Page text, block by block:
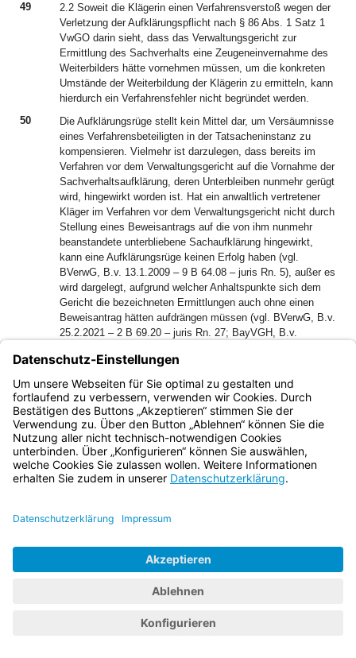
49
2.2 Soweit die Klägerin einen Verfahrensverstoß wegen der
Verletzung der Aufklärungspflicht nach § 86 Abs. 1 Satz 1
VwGO darin sieht, dass das Verwaltungsgericht zur
Ermittlung des Sachverhalts eine Zeugeneinvernahme des
Weiterbilders hätte vornehmen müssen, um die konkreten
Umstände der Weiterbildung der Klägerin zu ermitteln, kann
hierdurch ein Verfahrensfehler nicht begründet werden.
50
Die Aufklärungsrüge stellt kein Mittel dar, um Versäumnisse
eines Verfahrensbeteiligten in der Tatsacheninstanz zu
kompensieren. Vielmehr ist darzulegen, dass bereits im
Verfahren vor dem Verwaltungsgericht auf die Vornahme der
Sachverhaltsaufklärung, deren Unterbleiben nunmehr gerügt
wird, hingewirkt worden ist. Hat ein anwaltlich vertretener
Kläger im Verfahren vor dem Verwaltungsgericht nicht durch
Stellung eines Beweisantrags auf die von ihm nunmehr
beanstandete unterbliebene Sachaufklärung hingewirkt,
kann eine Aufklärungsrüge keinen Erfolg haben (vgl.
BVerwG, B.v. 13.1.2009 – 9 B 64.08 – juris Rn. 5), außer es
wird dargelegt, aufgrund welcher Anhaltspunkte sich dem
Gericht die bezeichneten Ermittlungen auch ohne einen
Beweisantrag hätten aufdrängen müssen (vgl. BVerwG, B.v.
25.2.2021 – 2 B 69.20 – juris Rn. 27; BayVGH, B.v.
Vorliegend fehlt es bereits an einem Beweisantrag gem.
§ 86 Abs. 2 VwGO, der auf weitere Aufklärung von konkret
benannten Tatsachen gerichtet war. Es wurde auch nicht
näher dargelegt, weshalb sich eine weitere Sachaufklärung
hätte aufdrängen müssen, weshalb das Verwaltungsgericht
deshalb von Amts wegen weitere Aufklärungsbemühungen
hätte unternehmen müssen und welche tatsächlichen
Feststellungen bei Vornahme der entsprechenden
52
3. Die Kostenentscheidung folgt aus § 154 Abs. 2 VwGO.
Abs. 1 GKG in Anlehnung an Nr. 16.2 des
Streitwertkatalogs für die Verwaltungsgerichtsbarkeit 2004
Dieser Beschluss ist unanfechtbar (§ 152 Abs. 1 VwGO).
des Verwaltungsgerichts rechtskräftig (§ 124a Abs. 5 Satz 4